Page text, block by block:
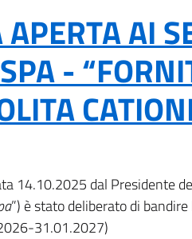
AI
-
14.10.2025 dal Presidente
”) è stato deliberato di
31.01.2027)